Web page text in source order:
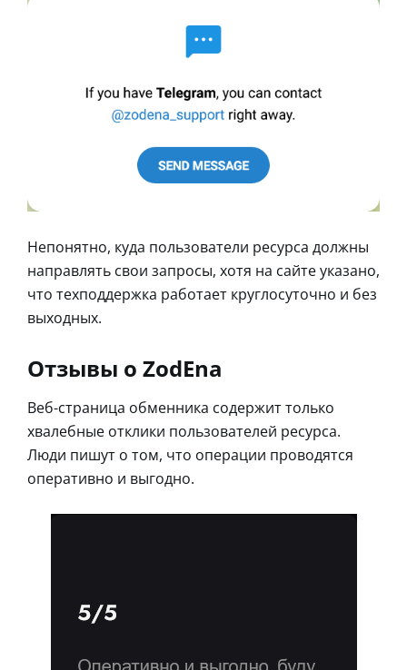
Непонятно, куда пользователи ресурса должны
направлять свои запросы, хотя на сайте указано,
что техподдержка работает круглосуточно и без
выходных.
Отзывы о ZodEna
Веб-страница обменника содержит только
хвалебные отклики пользователей ресурса.
Люди пишут о том, что операции проводятся
оперативно и выгодно.